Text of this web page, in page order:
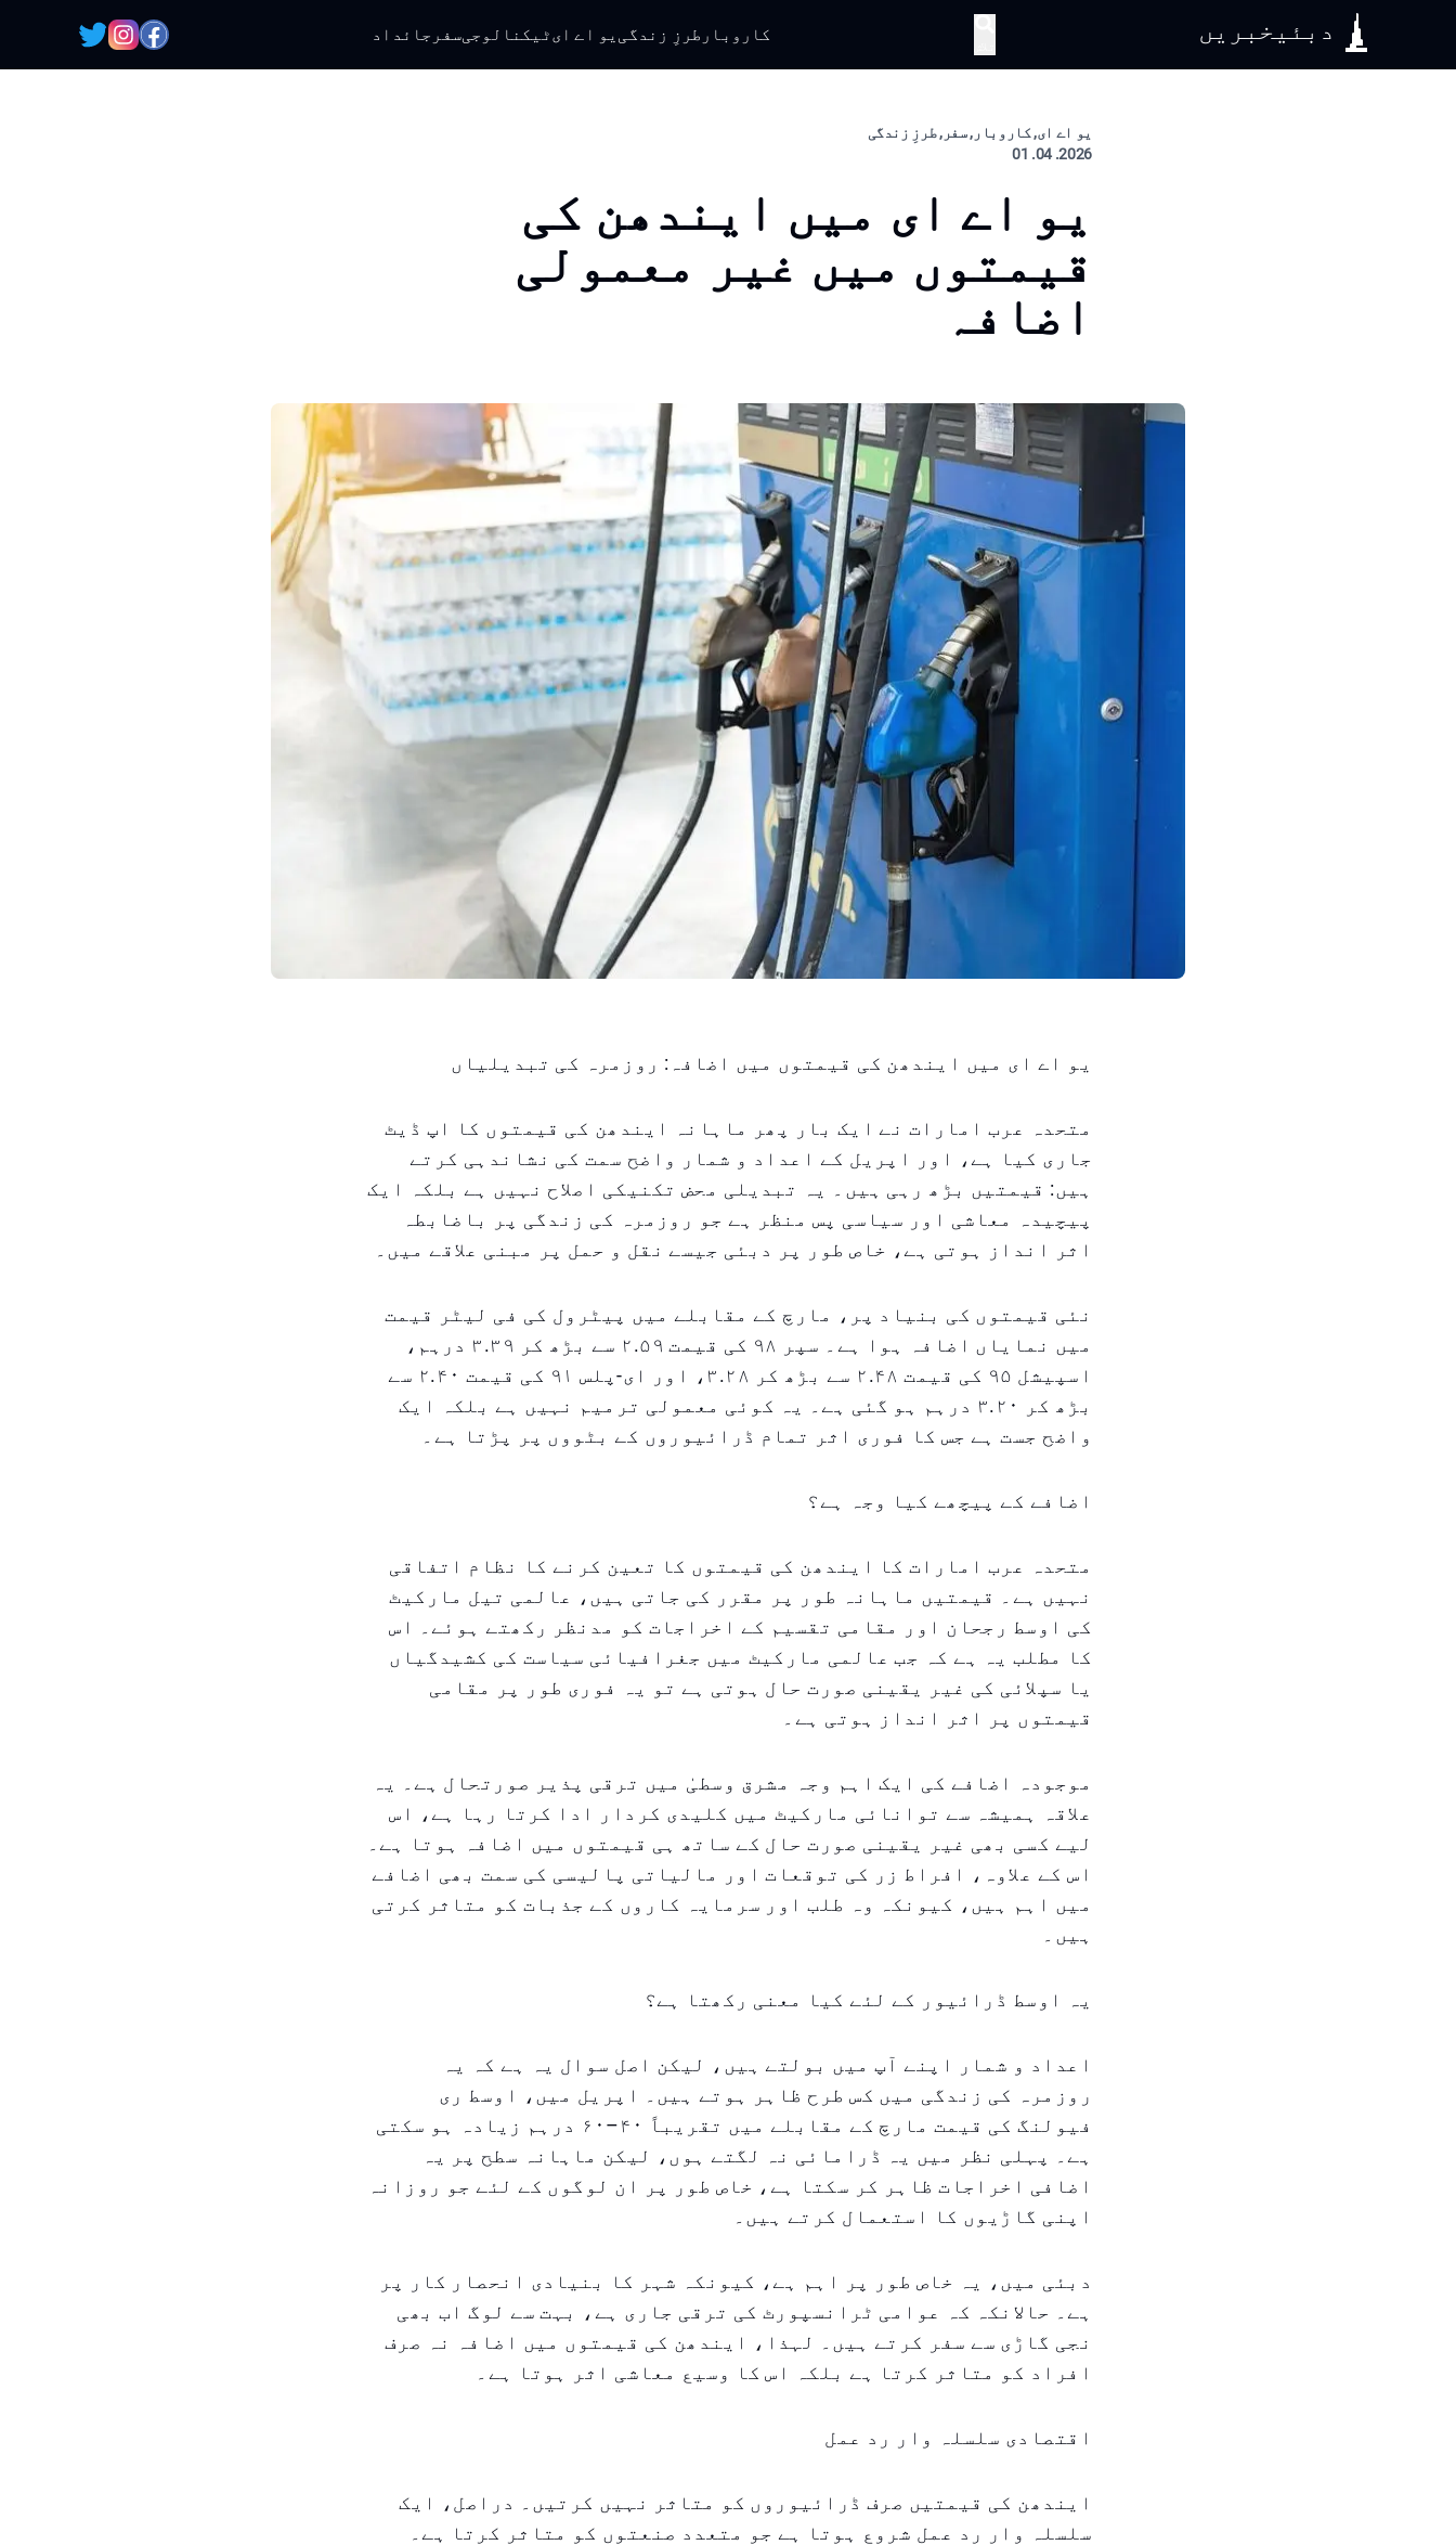
دبئیخبریں کاروبار طرزِ زندگی یو اے ایٹیکنالوجیسفر جائداد
یو اے ای, کاروبار, سفر, طرزِ زندگی
2026. 04. 01
یو اے ای میں ایندھن کی
قیمتوں میں غیر معمولی
اضافہ
یو اے ای میں ایندھن کی قیمتوں میں اضافہ: روزمرہ کی تبدیلیاں
متحدہ عرب امارات نے ایک بار پھر ماہانہ ایندھن کی قیمتوں کا اپ ڈیٹ
جاری کیا ہے، اور اپریل کے اعداد و شمار واضح سمت کی نشاندہی کرتے
ہیں: قیمتیں بڑھ رہی ہیں۔ یہ تبدیلی محض تکنیکی اصلاح نہیں ہے بلکہ ایک
پیچیدہ معاشی اور سیاسی پس منظر ہے جو روزمرہ کی زندگی پر باضابطہ
اثر انداز ہوتی ہے، خاص طور پر دبئی جیسے نقل و حمل پر مبنی علاقے میں۔
نئی قیمتوں کی بنیاد پر، مارچ کے مقابلے میں پیٹرول کی فی لیٹر قیمت
میں نمایاں اضافہ ہوا ہے۔ سپر ۹۸ کی قیمت ۲.۵۹ سے بڑھ کر ۳.۳۹ درہم،
اسپیشل ۹۵ کی قیمت ۲.۴۸ سے بڑھ کر ۳.۲۸، اور ای-پلس ۹۱ کی قیمت ۲.۴۰ سے
بڑھ کر ۳.۲۰ درہم ہو گئی ہے۔ یہ کوئی معمولی ترمیم نہیں ہے بلکہ ایک
واضح جست ہے جس کا فوری اثر تمام ڈرائیوروں کے بٹووں پر پڑتا ہے۔
اضافے کے پیچھے کیا وجہ ہے؟
متحدہ عرب امارات کا ایندھن کی قیمتوں کا تعین کرنے کا نظام اتفاقی
نہیں ہے۔ قیمتیں ماہانہ طور پر مقرر کی جاتی ہیں، عالمی تیل مارکیٹ
کی اوسط رجحان اور مقامی تقسیم کے اخراجات کو مدنظر رکھتے ہوئے۔ اس
کا مطلب یہ ہے کہ جب عالمی مارکیٹ میں جغرافیائی سیاست کی کشیدگیاں
یا سپلائی کی غیر یقینی صورت حال ہوتی ہے تو یہ فوری طور پر مقامی
قیمتوں پر اثر انداز ہوتی ہے۔
موجودہ اضافے کی ایک اہم وجہ مشرق وسطیٰ میں ترقی پذیر صورتحال ہے۔ یہ
علاقہ ہمیشہ سے توانائی مارکیٹ میں کلیدی کردار ادا کرتا رہا ہے، اس
لیے کسی بھی غیر یقینی صورت حال کے ساتھ ہی قیمتوں میں اضافہ ہوتا ہے۔
اس کے علاوہ، افراط زر کی توقعات اور مالیاتی پالیسی کی سمت بھی اضافے
میں اہم ہیں، کیونکہ وہ طلب اور سرمایہ کاروں کے جذبات کو متاثر کرتی
ہیں۔
یہ اوسط ڈرائیور کے لئے کیا معنی رکھتا ہے؟
اعداد و شمار اپنے آپ میں بولتے ہیں، لیکن اصل سوال یہ ہے کہ یہ
روزمرہ کی زندگی میں کس طرح ظاہر ہوتے ہیں۔ اپریل میں، اوسط ری
فیولنگ کی قیمت مارچ کے مقابلے میں تقریباً ۴۰–۶۰ درہم زیادہ ہو سکتی
ہے۔ پہلی نظر میں یہ ڈرامائی نہ لگتے ہوں، لیکن ماہانہ سطح پر یہ
اضافی اخراجات ظاہر کر سکتا ہے، خاص طور پر ان لوگوں کے لئے جو روزانہ
اپنی گاڑیوں کا استعمال کرتے ہیں۔
دبئی میں، یہ خاص طور پر اہم ہے، کیونکہ شہر کا بنیادی انحصار کار پر
ہے۔ حالانکہ کہ عوامی ٹرانسپورٹ کی ترقی جاری ہے، بہت سے لوگ اب بھی
نجی گاڑی سے سفر کرتے ہیں۔ لہذا، ایندھن کی قیمتوں میں اضافہ نہ صرف
افراد کو متاثر کرتا ہے بلکہ اس کا وسیع معاشی اثر ہوتا ہے۔
اقتصادی سلسلہ وار رد عمل
ایندھن کی قیمتیں صرف ڈرائیوروں کو متاثر نہیں کرتیں۔ دراصل، ایک
سلسلہ وار رد عمل شروع ہوتا ہے جو متعدد صنعتوں کو متاثر کرتا ہے۔